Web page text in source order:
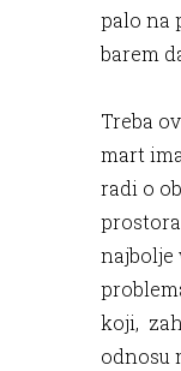
palo na
barem
Treba
mart
radi o
najbolje
koji,
odnosu